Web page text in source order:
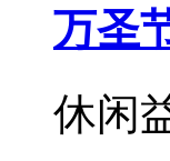
万圣
休闲